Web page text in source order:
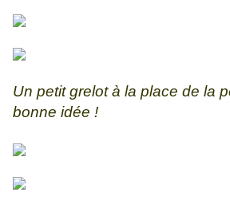
Un petit grelot à la place de la
bonne idée !